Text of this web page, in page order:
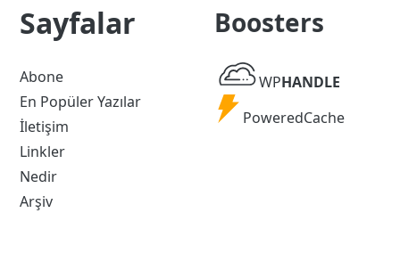
Sayfalar
Abone
En Popüler Yazılar
İletişim
Linkler
Nedir
Arşiv
Boosters
WP
Handle
WPHANDLE
Powered
PoweredCache